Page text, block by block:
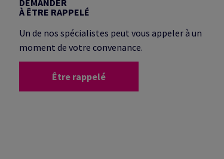
DEMANDER
À ÊTRE RAPPELÉ
Un de nos spécialistes peut vous appeler à un
moment de votre convenance.
Être rappelé